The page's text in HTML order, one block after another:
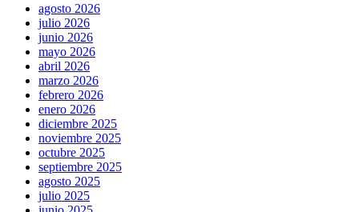
agosto 2026
julio 2026
junio 2026
mayo 2026
abril 2026
marzo 2026
febrero 2026
enero 2026
diciembre 2025
noviembre 2025
octubre 2025
septiembre 2025
agosto 2025
julio 2025